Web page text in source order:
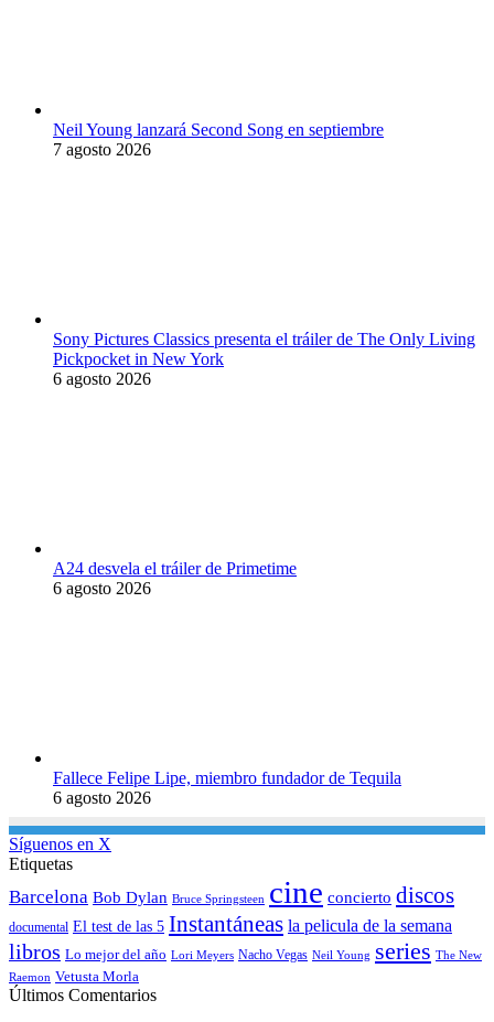
Neil Young lanzará Second Song en septiembre
7 agosto 2026
Sony Pictures Classics presenta el tráiler de The Only Living
Pickpocket in New York
6 agosto 2026
A24 desvela el tráiler de Primetime
6 agosto 2026
Fallece Felipe Lipe, miembro fundador de Tequila
6 agosto 2026
Síguenos en X
Etiquetas
Barcelona Bob Dylan Bruce Springsteen cine concierto discos
documental El test de las 5 Instantáneas la pelicula de la semana
libros Lo mejor del año Lori Meyers Nacho Vegas Neil Young series The New
Raemon Vetusta Morla
Últimos Comentarios